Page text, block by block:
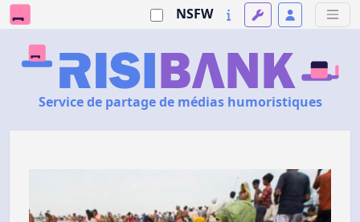
NSFW
Service de partage de médias humoristiques